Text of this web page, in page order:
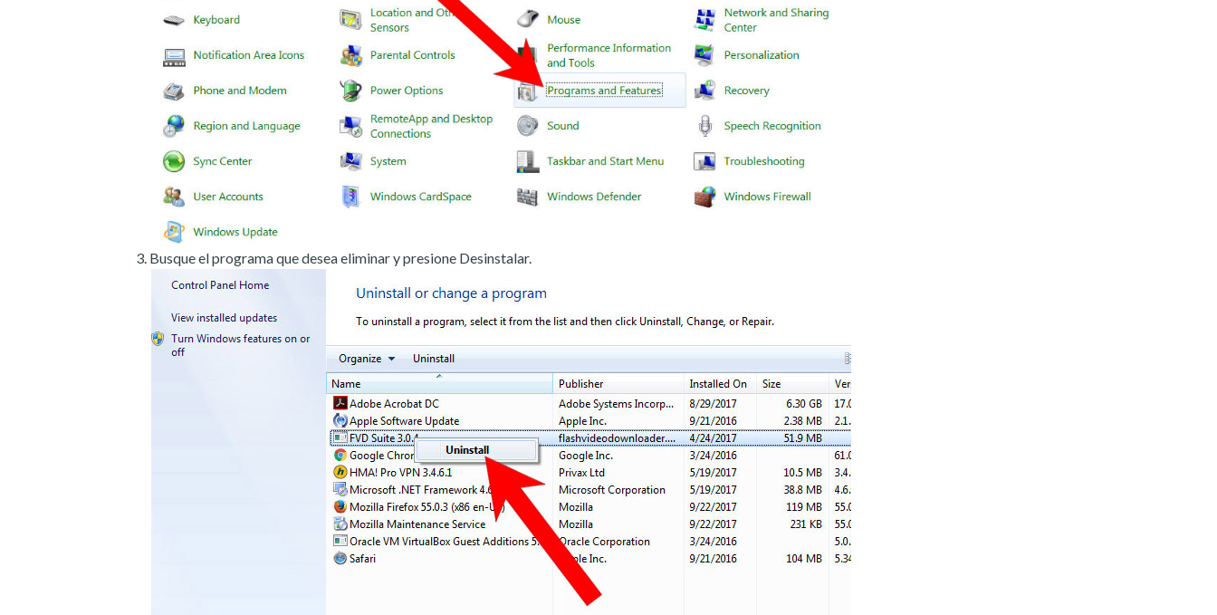
Busque el programa que desea eliminar y presione Desinstalar.